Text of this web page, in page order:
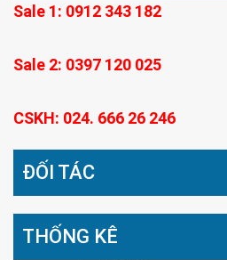
Sale 1: 0912 343 182
Sale 2: 0397 120 025
CSKH: 024. 666 26 246
ĐỐI TÁC
THỐNG KÊ